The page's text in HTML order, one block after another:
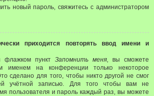
новый пароль, свяжитесь с администратором
приходится повторять ввод имени и
флажком пункт Запомнить меня, вы сможете
именем на конференции только некоторое
сделано для того, чтобы никто другой не смог
учётной записью. Для того чтобы вам не
пользователя и пароль каждый раз, вы можете